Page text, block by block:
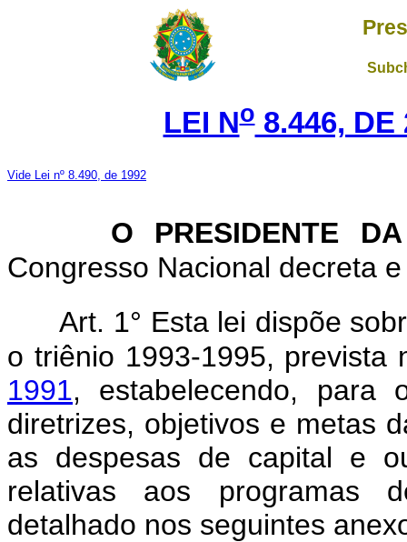
LEI No8.446, DE
Vide Lei nº 8.490, de 1992
O PRESIDENTE
Congresso Nacional decreta
Art. 1° Esta lei dispõe
o triênio 1993-1995, prevista
1991, estabelecendo, para
diretrizes, objetivos e metas
as despesas de capital e
relativas aos programas
detalhado nos seguintes